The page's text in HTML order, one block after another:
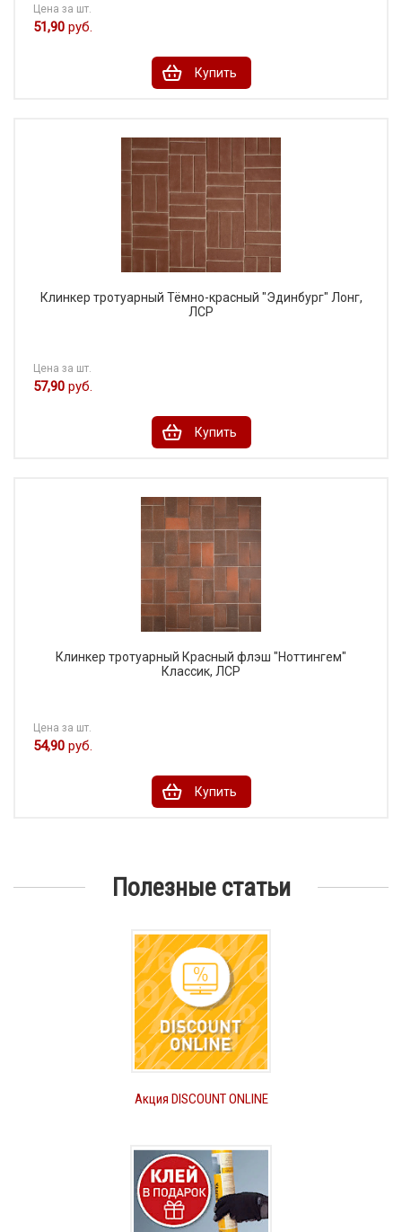
Цена за шт.
51,90 руб.
Купить
Клинкер тротуарный Тёмно-красный "Эдинбург" Лонг,
ЛСР
Цена за шт.
57,90 руб.
Купить
Клинкер тротуарный Красный флэш "Ноттингем"
Классик, ЛСР
Цена за шт.
54,90 руб.
Купить
Полезные статьи
Акция DISCOUNT ONLINE